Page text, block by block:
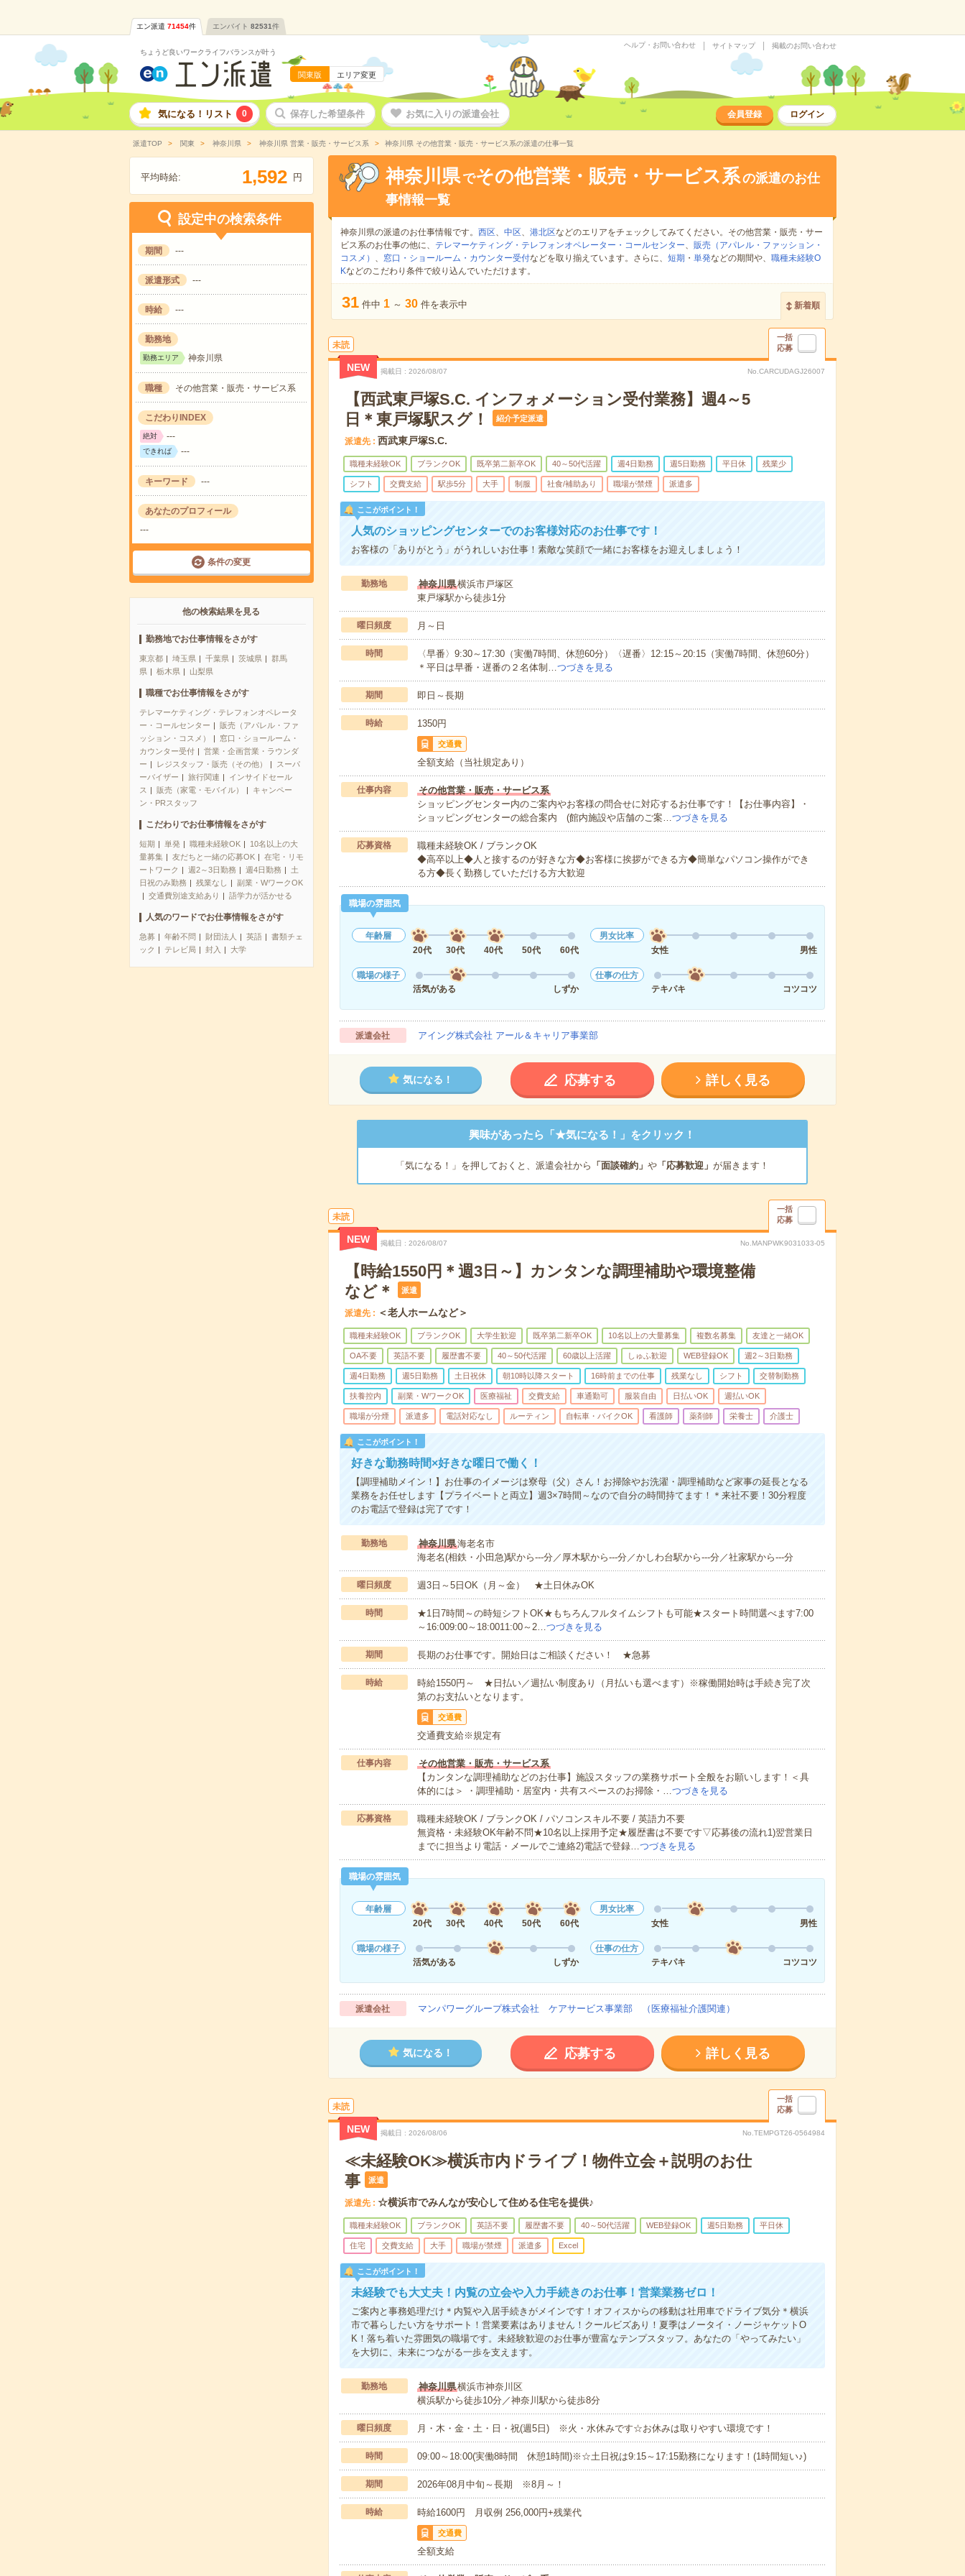
エン派遣 71454件 エンバイト 82531件
ちょうど良いワークライフバランスが叶う
関東版 エリア変更
ヘルプ・お問い合わせ サイトマップ 掲載のお問い合わせ
気になる！リスト 0 保存した希望条件 お気に入りの派遣会社 会員登録 ログイン
派遣TOP 関東 神奈川県 神奈川県 営業・販売・サービス系 神奈川県 その他営業・販売・サービス系の派遣の仕事一覧
平均時給: 1,592 円
設定中の検索条件
期間 ---
派遣形式 ---
時給 ---
勤務地
勤務エリア 神奈川県
職種 その他営業・販売・サービス系
こだわりINDEX
絶対 ---
できれば ---
キーワード ---
あなたのプロフィール
---
条件の変更
他の検索結果を見る
勤務地でお仕事情報をさがす
東京都 埼玉県 千葉県 茨城県
群馬
県
栃木県 山梨県
職種でお仕事情報をさがす
テレマーケティング・テレフォンオペレータ
ー・コールセンター
販売（アパレル・ファ
ッション・コスメ）
窓口・ショールーム・
カウンター受付
営業・企画営業・ラウンダ
ー
レジスタッフ・販売（その他）
スーパ
ーバイザー
旅行関連
インサイドセール
ス
販売（家電・モバイル）
キャンペー
ン・PRスタッフ
こだわりでお仕事情報をさがす
短期 単発 職種未経験OK
10名以上の大
量募集
友だちと一緒の応募OK
在宅・リモ
ートワーク
週2～3日勤務 週4日勤務
土
日祝のみ勤務
残業なし
副業・WワークOK
交通費別途支給あり
語学力が活かせる
人気のワードでお仕事情報をさがす
急募 年齢不問 財団法人 英語
書類チェ
ック
テレビ局 封入 大学
神奈川県 でその他営業・販売・サービス系の派遣のお仕
事情報一覧
神奈川県の派遣のお仕事情報です。 西区、 中区、 港北区などのエリアをチェックしてみてください。その他営業・販売・サー
ビス系のお仕事の他に、
テレマーケティング・テレフォンオペレーター・コールセンター、 販売（アパレル・ファッション・
コスメ） 、 窓口・ショールーム・カウンター受付などを取り揃えています。さらに、 短期 ・ 単発などの期間や、 職種未経験O
Kなどのこだわり条件で絞り込んでいただけます。
31 件中 1 ～ 30 件を表示中 新着順
未読
一括
応募
NEW 掲載日 2026/08/07 No.CARCUDAGJ26007
【西武東戸塚S.C. インフォメーション受付業務】週4～5
日＊東戸塚駅スグ！
紹介予定派遣
派遣先 西武東戸塚S.C.
職種未経験OK ブランクOK 既卒第二新卒OK 40～50代活躍 週4日勤務 週5日勤務 平日休 残業少
シフト 交費支給 駅歩5分 大手 制服 社食/補助あり 職場が禁煙 派遣多
ここがポイント！
人気のショッピングセンターでのお客様対応のお仕事です！
お客様の「ありがとう」がうれしいお仕事！素敵な笑顔で一緒にお客様をお迎えしましょう！
勤務地 神奈川県横浜市戸塚区
東戸塚駅から徒歩1分
曜日頻度 月～日
時間
〈早番〉9:30～17:30（実働7時間、休憩60分）〈遅番〉12:15～20:15（実働7時間、休憩60分）
＊平日は早番・遅番の２名体制…つづきを見る
期間 即日～長期
時給 1350円
交通費
全額支給（当社規定あり）
仕事内容
その他営業・販売・サービス系
ショッピングセンター内のご案内やお客様の問合せに対応するお仕事です！【お仕事内容】・
ショッピングセンターの総合案内 (館内施設や店舗のご案…つづきを見る
応募資格
職種未経験OK / ブランクOK
◆高卒以上◆人と接するのが好きな方◆お客様に挨拶ができる方◆簡単なパソコン操作ができ
る方◆長く勤務していただける方大歓迎
職場の雰囲気
年齢層
20代
30代 40代 50代 60代
男女比率
女性
男性
職場の様子
活気がある
しずか
仕事の仕方
テキパキ
コツコツ
派遣会社 アイング株式会社 アール＆キャリア事業部
気になる！ 応募する 詳しく見る
興味があったら「★気になる！」をクリック！
「気になる！」を押しておくと、派遣会社から 「面談確約」 や「応募歓迎」 が届きます！
未読
一括
応募
NEW 掲載日 2026/08/07 No.MANPWK9031033-05
【時給1550円＊週3日～】カンタンな調理補助や環境整備
など＊
派遣
派遣先 ＜老人ホームなど＞
職種未経験OK ブランクOK 大学生歓迎 既卒第二新卒OK 10名以上の大量募集 複数名募集 友達と一緒OK
OA不要 英語不要 履歴書不要 40～50代活躍 60歳以上活躍 しゅふ歓迎 WEB登録OK 週2～3日勤務
週4日勤務 週5日勤務 土日祝休 朝10時以降スタート 16時前までの仕事 残業なし シフト 交替制勤務
扶養控内 副業・WワークOK 医療福祉 交費支給 車通勤可 服装自由 日払いOK 週払いOK
職場が分煙 派遣多 電話対応なし ルーティン 自転車・バイクOK 看護師 薬剤師 栄養士 介護士
ここがポイント！
好きな勤務時間×好きな曜日で働く！
【調理補助メイン！】お仕事のイメージは寮母（父）さん！お掃除やお洗濯・調理補助など家事の延長となる
業務をお任せします【プライベートと両立】週3×7時間～なので自分の時間持てます！＊来社不要！30分程度
のお電話で登録は完了です！
勤務地 神奈川県海老名市
海老名(相鉄・小田急)駅から---分／厚木駅から---分／かしわ台駅から---分／社家駅から---分
曜日頻度 週3日～5日OK（月～金） ★土日休みOK
時間
★1日7時間～の時短シフトOK★もちろんフルタイムシフトも可能★スタート時間選べます7:00
～16:009:00～18:0011:00～2…つづきを見る
期間 長期のお仕事です。開始日はご相談ください！ ★急募
時給
時給1550円～ ★日払い／週払い制度あり（月払いも選べます）※稼働開始時は手続き完了次
第のお支払いとなります。
交通費
交通費支給※規定有
仕事内容
その他営業・販売・サービス系
【カンタンな調理補助などのお仕事】施設スタッフの業務サポート全般をお願いします！＜具
体的には＞ ・調理補助・居室内・共有スペースのお掃除・…つづきを見る
応募資格
職種未経験OK / ブランクOK / パソコンスキル不要 / 英語力不要
無資格・未経験OK年齢不問★10名以上採用予定★履歴書は不要です▽応募後の流れ1)翌営業日
までに担当より電話・メールでご連絡2)電話で登録…つづきを見る
職場の雰囲気
年齢層
20代
30代 40代 50代 60代
男女比率
女性
男性
職場の様子
活気がある
しずか
仕事の仕方
テキパキ
コツコツ
派遣会社 マンパワーグループ株式会社 ケアサービス事業部 （医療福祉介護関連）
気になる！ 応募する 詳しく見る
未読
一括
応募
NEW 掲載日 2026/08/06 No.TEMPGT26-0564984
≪未経験OK≫横浜市内ドライブ！物件立会＋説明のお仕
事
派遣
派遣先 ☆横浜市でみんなが安心して住める住宅を提供♪
職種未経験OK ブランクOK 英語不要 履歴書不要 40～50代活躍 WEB登録OK 週5日勤務 平日休
住宅 交費支給 大手 職場が禁煙 派遣多 Excel
ここがポイント！
未経験でも大丈夫！内覧の立会や入力手続きのお仕事！営業業務ゼロ！
ご案内と事務処理だけ＊内覧や入居手続きがメインです！オフィスからの移動は社用車でドライブ気分＊横浜
市で暮らしたい方をサポート！営業要素はありません！クールビズあり！夏季はノータイ・ノージャケットO
K！落ち着いた雰囲気の職場です。未経験歓迎のお仕事が豊富なテンプスタッフ。あなたの「やってみたい」
を大切に、未来につながる一歩を支えます。
勤務地 神奈川県横浜市神奈川区
横浜駅から徒歩10分／神奈川駅から徒歩8分
曜日頻度 月・木・金・土・日・祝(週5日) ※火・水休みです☆お休みは取りやすい環境です！
時間 09:00～18:00(実働8時間 休憩1時間)※☆土日祝は9:15～17:15勤務になります！(1時間短い♪)
期間 2026年08月中旬～長期 ※8月～！
時給 時給1600円 月収例 256,000円+残業代
交通費
全額支給